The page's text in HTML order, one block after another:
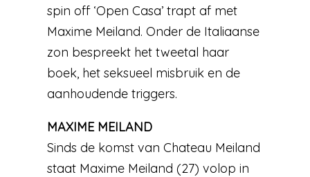
spin off ‘Open Casa’ trapt af met
Maxime Meiland. Onder de Italiaanse
zon bespreekt het tweetal haar
boek, het seksueel misbruik en de
aanhoudende triggers.
MAXIME MEILAND
Sinds de komst van Chateau Meiland
staat Maxime Meiland (27) volop in